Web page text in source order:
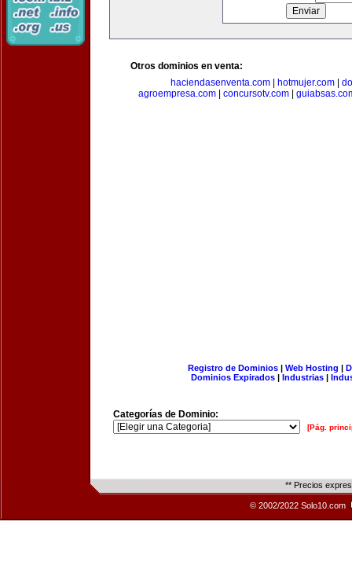
Otros dominios en venta:
haciendasenventa.com| hotmujer.com|
agroempresa.com
concursotv.com
Registro de Dominios| Web Hosting |
Dominios Expirados | Industrias |
Categorías de Dominio:
[Pág.
** Precios
© 2002/2022 Solo10.com